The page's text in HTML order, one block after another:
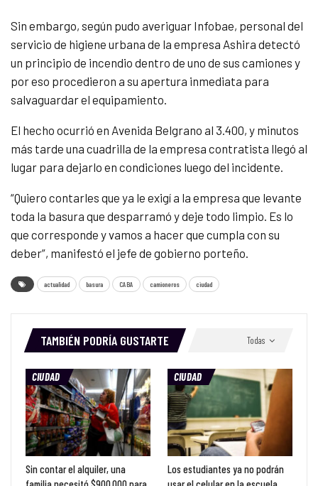
Sin embargo, según pudo averiguar Infobae, personal del
servicio de higiene urbana de la empresa Ashira detectó
un principio de incendio dentro de uno de sus camiones y
por eso procedieron a su apertura inmediata para
salvaguardar el equipamiento.
El hecho ocurrió en Avenida Belgrano al 3.400, y minutos
más tarde una cuadrilla de la empresa contratista llegó al
lugar para dejarlo en condiciones luego del incidente.
“Quiero contarles que ya le exigí a la empresa que levante
toda la basura que desparramó y deje todo limpio. Es lo
que corresponde y vamos a hacer que cumpla con su
deber”, manifestó el jefe de gobierno porteño.
actualidad basura CABA camioneros ciudad
Todas
TAMBIÉN PODRÍA GUSTARTE
CIUDAD
Sin contar el alquiler, una
CIUDAD
Los estudiantes ya no podrán